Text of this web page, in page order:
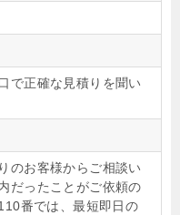
で正確な見積りを聞い
のお客様からご相談い
だったことがご依頼の
番では、最短即日の